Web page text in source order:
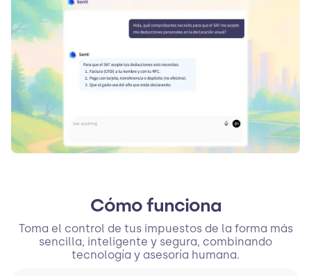
Cómo funciona
Toma el control de tus impuestos de la forma más
sencilla, inteligente y segura, combinando
tecnología y asesoría humana.